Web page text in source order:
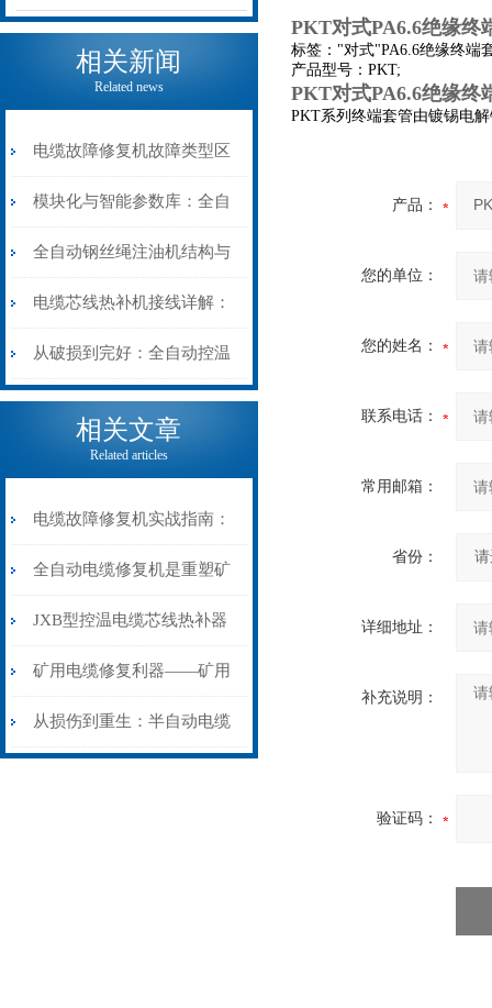
相关新闻
Related news
电缆故障修复机故障类型区
分指南：从“绝缘电
阻”到“波形特征”的精准诊
断逻辑
模块化与智能参数库：全自
动电缆修复机的快速换型逻
辑
全自动钢丝绳注油机结构与
工作原理：揭秘高效润滑的
机械密码
电缆芯线热补机接线详解：
从入门到精通
从破损到完好：全自动控温
电缆热补机的核心价值
相关文章
Related articles
电缆故障修复机实战指南：
从“盲测”到“精确定点”的三
步作业法
全自动电缆修复机是重塑矿
山电力动脉的“智能外科医
生”
JXB型控温电缆芯线热补器
安装与接线：精准修复的工
艺基石
矿用电缆修复利器——矿用
电缆热补机智能控温，安全
从损伤到重生：半自动电缆
PKT对式PA6.6绝缘终
标签："对式"PA6.6绝缘终端
产品型号：PKT;
PKT对式PA6.6绝缘终
PKT系列终端套管由镀锡电
产品：
您的单位：
您的姓名：
联系电话：
常用邮箱：
省份：
详细地址：
补充说明：
验证码：